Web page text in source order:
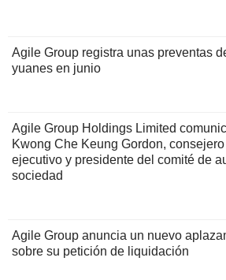
Agile Group registra unas preventas
yuanes en junio
Agile Group Holdings Limited
Kwong Che Keung Gordon,
ejecutivo y presidente del comité de
sociedad
Agile Group anuncia un nuevo
sobre su petición de liquidación